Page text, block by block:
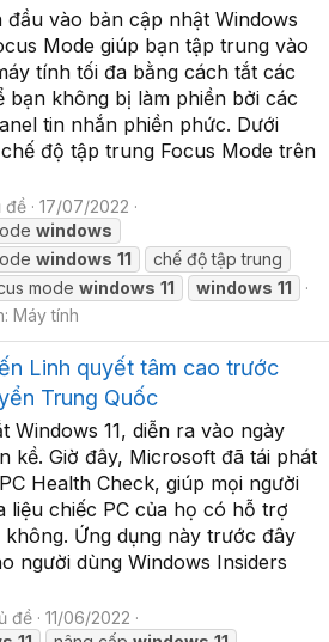
vào bản cập nhật Windows
Mode giúp bạn tập trung vào
tính tối đa bằng cách tắt các
bạn không bị làm phiền bởi các
tin nhắn phiền phức. Dưới
độ tập trung Focus Mode trên
đề
17/07/2022
windows
windows 11
chế độ tập trung
mode windows 11 windows 11
Máy tính
Linh quyết tâm cao trước
Trung Quốc
Windows 11, diễn ra vào ngày
kề. Giờ đây, Microsoft đã tái phát
Health Check, giúp mọi người
liệu chiếc PC của họ có hỗ trợ
không. Ứng dụng này trước đây
người dùng Windows Insiders
đề
11/06/2022